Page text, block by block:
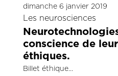
dimanche 6 janvier 2019
Les neurosciences
conscience de
éthiques.
Billet éthique